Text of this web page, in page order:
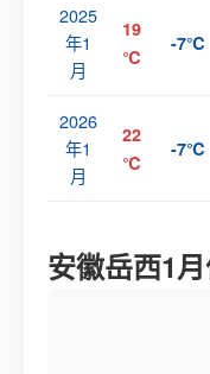
2025
年1
月
19
℃
-7℃
2026
年1
月
22
℃
-7℃
安徽岳西1